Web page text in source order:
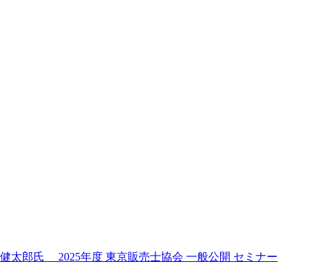
太郎⽒ 2025年度 東京販売士協会 一般公開 セミナー